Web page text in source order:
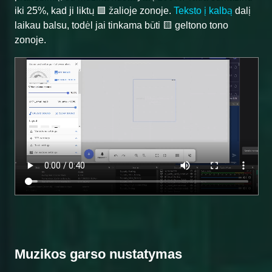
iki 25%, kad ji liktų 🟩 žalioje zonoje. Teksto į kalbą dalį
laikau balsu, todėl jai tinkama būti 🟨 geltono tono
zonoje.
Muzikos garso nustatymas